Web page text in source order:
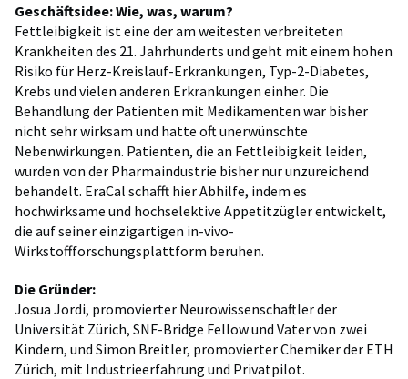
Geschäftsidee: Wie, was, warum?
Fettleibigkeit ist eine der am weitesten verbreiteten
Krankheiten des 21. Jahrhunderts und geht mit einem hohen
Risiko für Herz-Kreislauf-Erkrankungen, Typ-2-Diabetes,
Krebs und vielen anderen Erkrankungen einher. Die
Behandlung der Patienten mit Medikamenten war bisher
nicht sehr wirksam und hatte oft unerwünschte
Nebenwirkungen. Patienten, die an Fettleibigkeit leiden,
wurden von der Pharmaindustrie bisher nur unzureichend
behandelt. EraCal schafft hier Abhilfe, indem es
hochwirksame und hochselektive Appetitzügler entwickelt,
die auf seiner einzigartigen in-vivo-
Wirkstoffforschungsplattform beruhen.
Die Gründer:
Josua Jordi, promovierter Neurowissenschaftler der
Universität Zürich, SNF-Bridge Fellow und Vater von zwei
Kindern, und Simon Breitler, promovierter Chemiker der ETH
Zürich, mit Industrieerfahrung und Privatpilot.